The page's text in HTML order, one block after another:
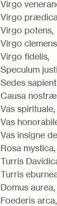
Virgo
Virgo
Virgo potens,
Virgo
Virgo fidelis,
Speculum
Sedes
Causa
Vas spirituale,
Vas
Vas insigne
Rosa mystica,
Turris
Turris
Domus aurea,
Foederis arca,